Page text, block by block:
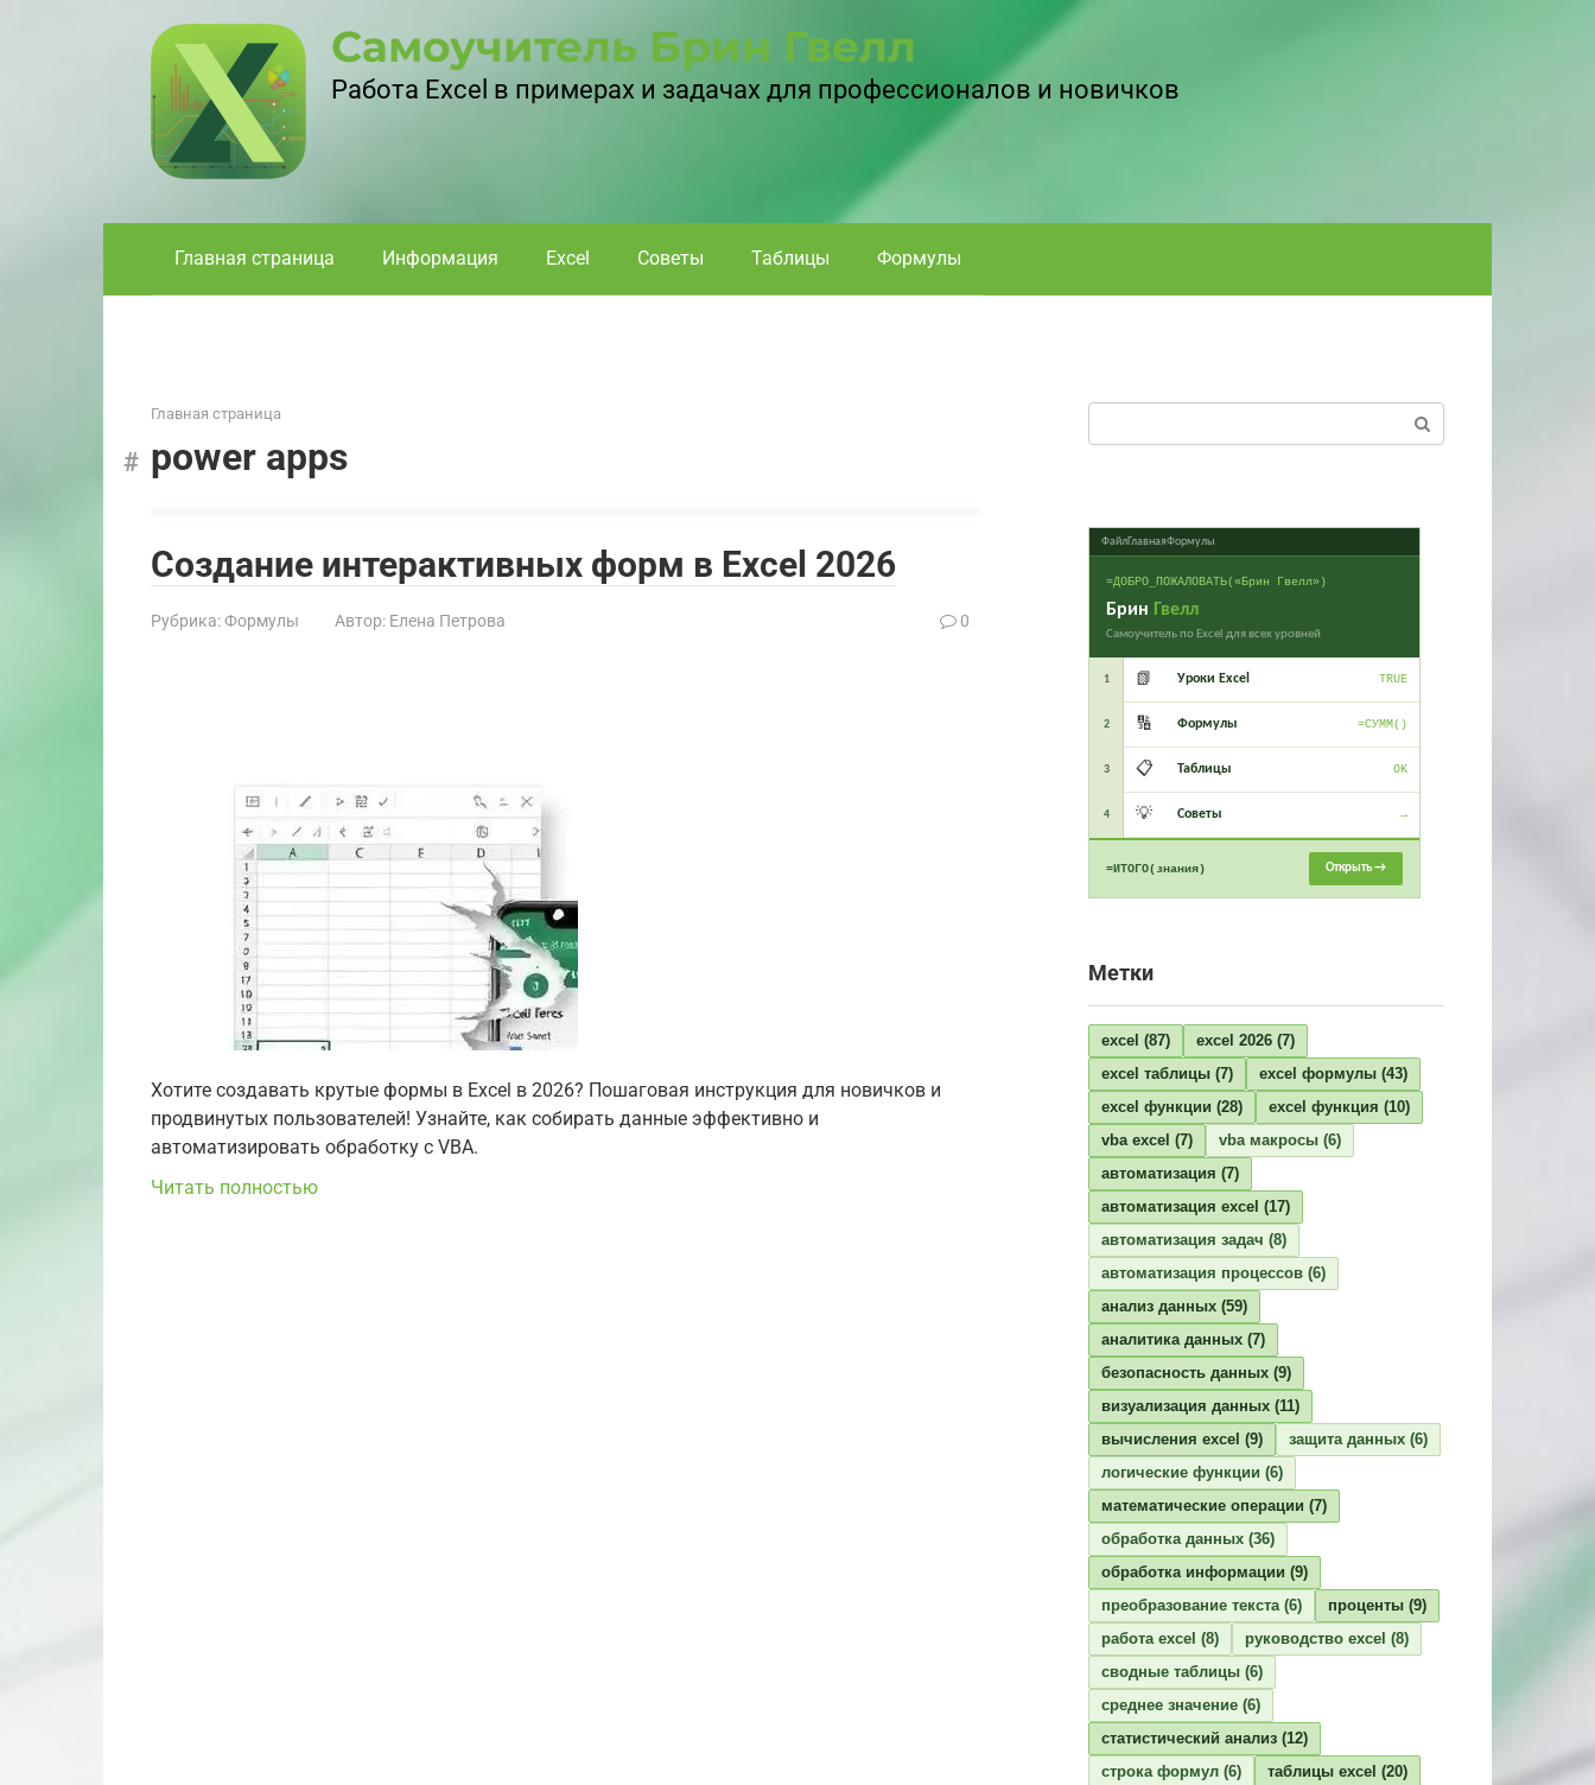
Самоучитель Брин Гвелл
Работа Excel в примерах и задачах для профессионалов и новичков
Главная страница Информация Excel Советы Таблицы Формулы
Главная страница
power apps
Создание интерактивных форм в Excel 2026
Рубрика:Формулы Автор: Елена Петрова 0
Хотите создавать крутые формы в Excel в 2026? Пошаговая инструкция для новичков и
продвинутых пользователей! Узнайте, как собирать данные эффективно и
автоматизировать обработку с VBA.
Читать полностью
ФайлГлавнаяФормулы
=ДОБРО_ПОЖАЛОВАТЬ(«Брин Гвелл»)
Брин Гвелл
Самоучитель по Excel для всех уровней
1 📗 Уроки Excel TRUE
2 🔢 Формулы =СУММ()
3 📋 Таблицы OK
4 💡 Советы →
=ИТОГО(знания) Открыть →
Метки
excel (87) excel 2026 (7)
excel таблицы (7) excel формулы (43)
excel функции (28) excel функция (10)
vba excel (7) vba макросы (6)
автоматизация (7)
автоматизация excel (17)
автоматизация задач (8)
автоматизация процессов (6)
анализ данных (59)
аналитика данных (7)
безопасность данных (9)
визуализация данных (11)
вычисления excel (9) защита данных (6)
логические функции (6)
математические операции (7)
обработка данных (36)
обработка информации (9)
преобразование текста(6) проценты (9)
работа excel (8) руководство excel (8)
сводные таблицы (6)
среднее значение (6)
статистический анализ (12)
строка формул (6) таблицы excel (20)